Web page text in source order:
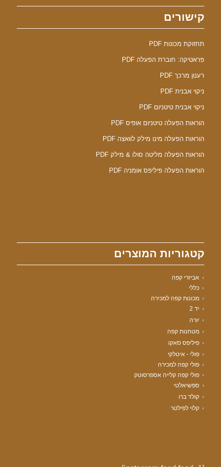
קישורים
תחזוקת מכונות PDF
פראטיקה: חוברת הפעלה PDF
רענון מרכך PDF
ניקוי אבנית PDF
ניקוי אבנית טיטניום PDF
הוראות הפעלה טיטניום אופיס PDF
הוראות הפעלה מינו מילק לוואצה PDF
הוראות הפעלה מליטה סולו & מילק PDF
הוראות הפעלה פיליפס אומניה PDF
קטגוריות המוצרים
אביזרי קפה
כללי
מכונות קפה למכירה
יד 2
יורה
מטחנות קפה
פיליפס סאקו
פולי - איטלקי
פולי קפה למכירה
פולי קפה קלייה אספרסוטק
ספשיאלטי
קולד ברו
קלוי לפילטר